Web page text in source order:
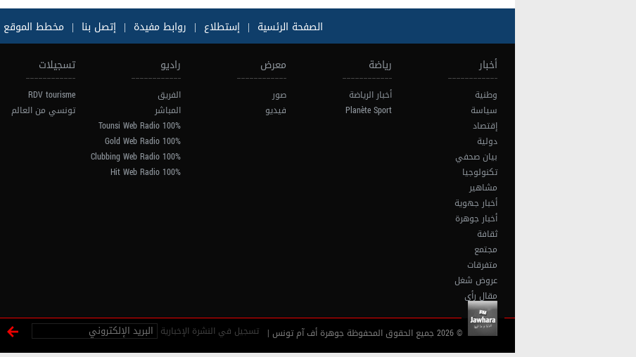
الصفحة الرئسية | إستطلاع | روابط مفيدة | إتصل بنا | مخطط الموقع
أخبار
وطنية
سياسة
إقتصاد
دولية
بيان صحفي
تكنولوجيا
مشاهير
أخبار جهوية
أخبار جوهرة
ثقافة
مجتمع
متفرقات
عروض شغل
مقال رأي
رياضة
أخبار الرياضة
Planète Sport
معرض
صور
فيديو
راديو
الفريق
المباشر
100% Tounsi Web Radio
100% Gold Web Radio
100% Clubbing Web Radio
100% Hit Web Radio
تسجيلات
RDV tourisme
تونسي من العالم
© 2026 جميع الحقوق المحفوظة جوهرة أف آم تونس | تسجيل في النشرة الإخبارية